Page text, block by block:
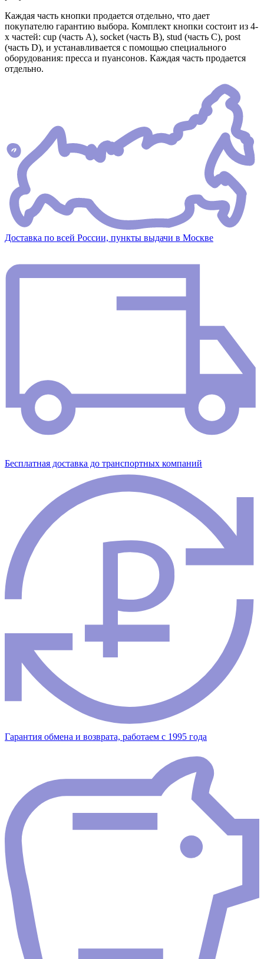
Каждая часть кнопки продается отдельно, что дает
покупателю гарантию выбора. Комплект кнопки состоит из 4-
х частей: cup (часть А), socket (часть В), stud (часть С), post
(часть D), и устанавливается с помощью специального
оборудования: пресса и пуансонов. Каждая часть продается
отдельно.
Доставка по всей России, пункты выдачи в Москве
Бесплатная доставка до транспортных компаний
Гарантия обмена и возврата, работаем с 1995 года